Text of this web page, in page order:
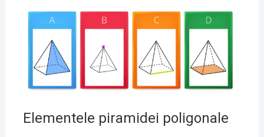
Elementele piramidei poligonale